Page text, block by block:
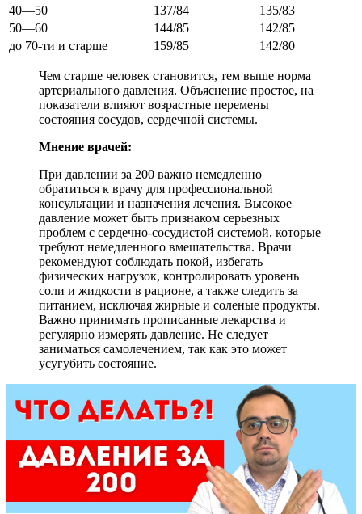
40―50
137/84
135/83
50―60
144/85
142/85
до 70-ти и старше
159/85 142/80
Чем старше человек становится, тем выше норма
артериального давления. Объяснение простое, на
показатели влияют возрастные перемены
состояния сосудов, сердечной системы.
Мнение врачей:
При давлении за 200 важно немедленно
обратиться к врачу для профессиональной
консультации и назначения лечения. Высокое
давление может быть признаком серьезных
проблем с сердечно-сосудистой системой, которые
требуют немедленного вмешательства. Врачи
рекомендуют соблюдать покой, избегать
физических нагрузок, контролировать уровень
соли и жидкости в рационе, а также следить за
питанием, исключая жирные и соленые продукты.
Важно принимать прописанные лекарства и
регулярно измерять давление. Не следует
заниматься самолечением, так как это может
усугубить состояние.